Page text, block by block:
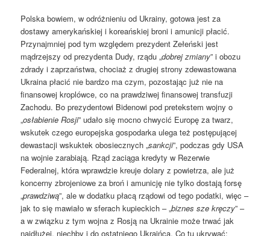
Polska bowiem, w odróżnieniu od Ukrainy, gotowa jest za
dostawy amerykańskiej i koreańskiej broni i amunicji płacić.
Przynajmniej pod tym względem prezydent Zełeński jest
mądrzejszy od prezydenta Dudy, rządu „dobrej zmiany” i obozu
zdrady i zaprzaństwa, chociaż z drugiej strony zdewastowana
Ukraina płacić nie bardzo ma czym, pozostając już nie na
finansowej kroplówce, co na prawdziwej finansowej transfuzji
Zachodu. Bo prezydentowi Bidenowi pod pretekstem wojny o
„osłabienie Rosji” udało się mocno chwycić Europę za twarz,
wskutek czego europejska gospodarka ulega też postępującej
dewastacji wskuktek obosiecznych „sankcji”, podczas gdy USA
na wojnie zarabiają. Rząd zaciąga kredyty w Rezerwie
Federalnej, która wprawdzie kreuje dolary z powietrza, ale już
koncerny zbrojeniowe za broń i amunicję nie tylko dostają forsę
„prawdziwą”, ale w dodatku płacą rządowi od tego podatki, więc –
jak to się mawiało w sferach kupieckich – „biznes sze kręczy” –
a w związku z tym wojna z Rosją na Ukrainie może trwać jak
najdłużej, niechby i do ostatniego Ukraińca. Co tu ukrywać;